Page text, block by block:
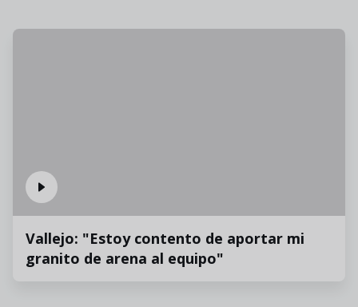
Vallejo: "Estoy contento de aportar mi
granito de arena al equipo"